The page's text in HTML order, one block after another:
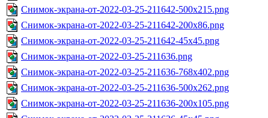
Снимок-экрана-от-2022-03-25-211642-500x215.png
Снимок-экрана-от-2022-03-25-211642-200x86.png
Снимок-экрана-от-2022-03-25-211642-45x45.png
Снимок-экрана-от-2022-03-25-211636.png
Снимок-экрана-от-2022-03-25-211636-768x402.png
Снимок-экрана-от-2022-03-25-211636-500x262.png
Снимок-экрана-от-2022-03-25-211636-200x105.png